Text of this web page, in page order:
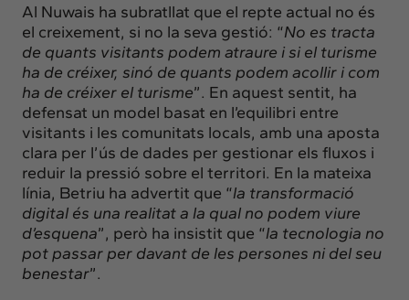
Al Nuwais ha subratllat que el repte actual no és
el creixement, si no la seva gestió: “No es tracta
de quants visitants podem atraure i si el turisme
ha de créixer, sinó de quants podem acollir i com
ha de créixer el turisme”. En aquest sentit, ha
defensat un model basat en l’equilibri entre
visitants i les comunitats locals, amb una aposta
clara per l’ús de dades per gestionar els fluxos i
reduir la pressió sobre el territori. En la mateixa
línia, Betriu ha advertit que “la transformació
digital és una realitat a la qual no podem viure
d’esquena”, però ha insistit que “la tecnologia no
pot passar per davant de les persones ni del seu
benestar”.